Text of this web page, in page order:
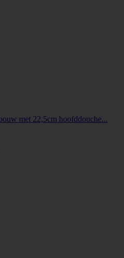
met 22,5cm hoofddouche...